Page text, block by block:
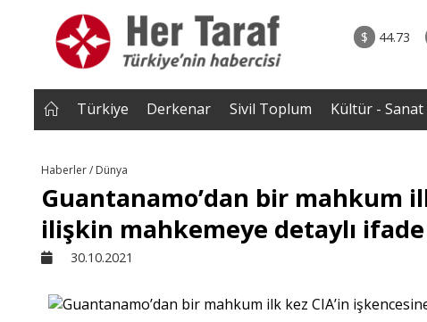
$ 44.73
• Türkiye, Pakistan ve Suudi Arabistan imzayı attı!
Mekke Anlaşması yürürlüğe girdi
Türkiye Derkenar Sivil Toplum Kültür - Sanat
Haberler / Dünya
Guantanamo’dan bir mahkum
ilişkin mahkemeye detaylı
30.10.2021